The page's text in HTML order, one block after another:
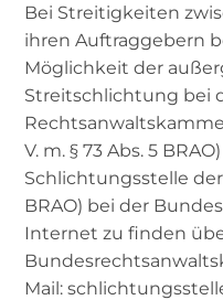
Bei Streitigkeiten
ihren Auftraggebern
Möglichkeit der
Streitschlichtung bei
V. m. § 73 Abs. 5
Schlichtungsstelle
BRAO) bei der
Internet zu finden
Mail: